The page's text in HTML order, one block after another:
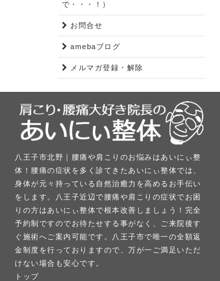
で・・・！）
お問合せ
amebaブログ
メルマガ登録・解除
八王子市北野｜腰痛や肩こりのお悩みはあいにぃ整
体！腰痛の症状を多く診てきたあいにぃ整体では、
身体が元々持っている自然治癒力を高めるお手伝い
をします。八王子近辺で腰痛や肩こりの症状でお困
りの方はあいにぃ整体で根本改善しましょう！完全
予約制ですのでお待たせする事がなく、ご来院後す
ぐ施術へご案内可能です。八王子市で唯一の全額返
金制度を行っておりますので、万が一ご満足いただ
けない場合も安心です。
トップ